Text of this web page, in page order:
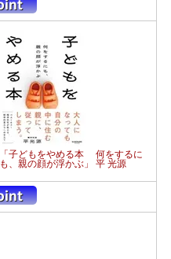
「子どもをやめる本 何をするに
も、親の顔が浮かぶ」 平 光源